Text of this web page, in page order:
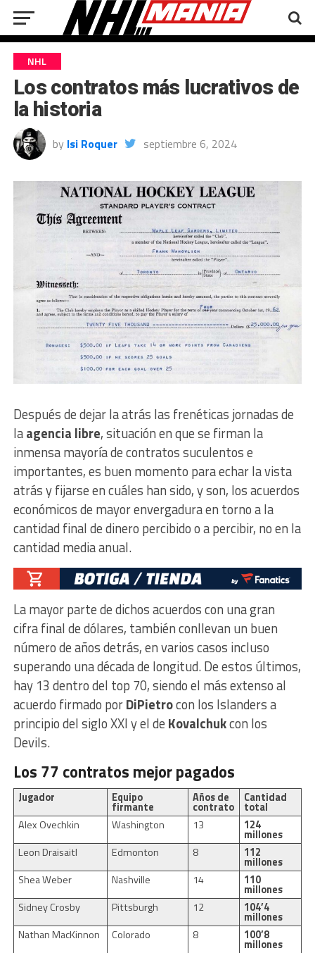
NHL
Los contratos más lucrativos de
la historia
by Isi Roquer septiembre 6, 2024
Después de dejar la atrás las frenéticas jornadas de
laagencia libre, situación en que se firman la
inmensa mayoría de contratos suculentos e
importantes, es buen momento para echar la vista
atrás y fijarse en cuáles han sido, y son, los acuerdos
económicos de mayor envergadura en torno a la
cantidad final de dinero percibido o a percibir, no en la
cantidad media anual.
La mayor parte de dichos acuerdos con una gran
cifra final de dólares, también conllevan un buen
número de años detrás, en varios casos incluso
superando una década de longitud. De estos últimos,
hay 13 dentro del top 70, siendo el más extenso al
acuerdo firmado porDiPietrocon los Islanders a
principio del siglo XXI y el de Kovalchukcon los
Devils.
Los 77 contratos mejor pagados
Jugador Equipo
firmante
Años de
contrato
Cantidad
total
Alex Ovechkin
Washington 13 124
millones
Leon Draisaitl
Edmonton 8 112
millones
Shea Weber
Nashville 14 110
millones
Sidney Crosby
Pittsburgh 12 104’4
millones
Nathan MacKinnon
Colorado 8 100’8
millones